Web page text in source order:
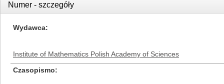
Numer - szczegóły
Wydawca
Institute of Mathematics Polish Academy of Sciences
Czasopismo